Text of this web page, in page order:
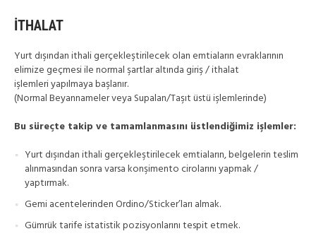
İTHALAT
Yurt dışından ithali gerçekleştirilecek olan emtiaların evraklarının
elimize geçmesi ile normal şartlar altında giriş / ithalat
işlemleri yapılmaya başlanır.
(Normal Beyannameler veya Supalan/Taşıt üstü işlemlerinde)
Bu süreçte takip ve tamamlanmasını üstlendiğimiz işlemler:
Yurt dışından ithali gerçekleştirilecek emtiaların, belgelerin teslim
alınmasından sonra varsa konşimento cirolarını yapmak /
yaptırmak.
Gemi acentelerinden Ordino/Sticker’ları almak.
Gümrük tarife istatistik pozisyonlarını tespit etmek.